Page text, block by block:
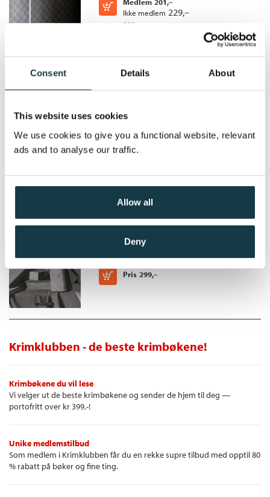
Consent Details About
This website uses cookies
We use cookies to give you a functional website, relevant
ads and to analyse our traffic.
Allow all
Deny
Ikke medlem 229,–
229,–
Kjøp
Ikke noe av dette handler om
meg (og andre tekster)
Stig Sæterbakken
Heftet
Pris
Kjøp
Stig Sæterbakken
Pris 299,–
Kjøp
Krimklubben - de beste krimbøkene!
Krimbøkene du vil lese
Vi velger ut de beste krimbøkene og sender de hjem til deg —
portofritt over kr 399,-!
Unike medlemstilbud
Som medlem i Krimklubben får du en rekke supre tilbud med opptil 80
% rabatt på bøker og fine ting.